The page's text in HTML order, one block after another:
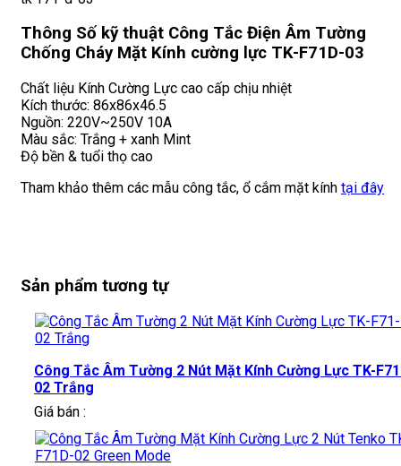
Thông Số kỹ thuật Công Tắc Điện Âm Tường
Chống Cháy Mặt Kính cường lực TK-F71D-03
Chất liệu Kính Cường Lực cao cấp chịu nhiệt
Kích thước: 86x86x46.5
Nguồn: 220V~250V 10A
Màu sắc: Trắng + xanh Mint
Độ bền & tuổi thọ cao
Tham khảo thêm các mẫu công tắc, ổ cắm mặt kính tại đây
Sản phẩm tương tự
Công Tắc Âm Tường 2 Nút Mặt Kính Cường Lực TK-
02 Trắng
Giá bán :